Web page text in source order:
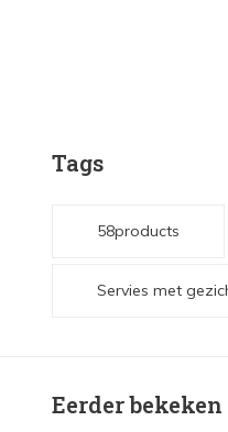
Tags
58products
Servies met
Eerder bekeken